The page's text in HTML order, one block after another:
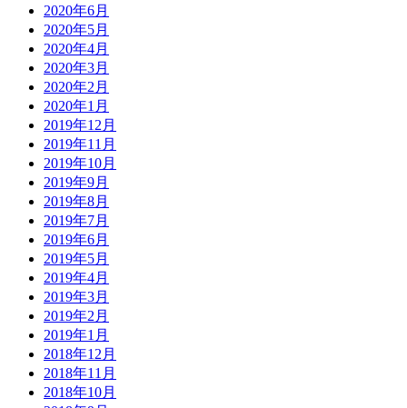
2020年6月
2020年5月
2020年4月
2020年3月
2020年2月
2020年1月
2019年12月
2019年11月
2019年10月
2019年9月
2019年8月
2019年7月
2019年6月
2019年5月
2019年4月
2019年3月
2019年2月
2019年1月
2018年12月
2018年11月
2018年10月